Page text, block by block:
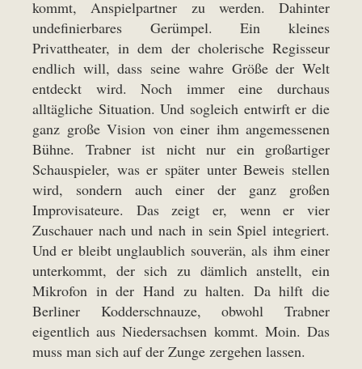
kommt, Anspielpartner zu werden. Dahinter
undefinierbares Gerümpel. Ein kleines
Privattheater, in dem der cholerische Regisseur
endlich will, dass seine wahre Größe der Welt
entdeckt wird. Noch immer eine durchaus
alltägliche Situation. Und sogleich entwirft er die
ganz große Vision von einer ihm angemessenen
Bühne. Trabner ist nicht nur ein großartiger
Schauspieler, was er später unter Beweis stellen
wird, sondern auch einer der ganz großen
Improvisateure. Das zeigt er, wenn er vier
Zuschauer nach und nach in sein Spiel integriert.
Und er bleibt unglaublich souverän, als ihm einer
unterkommt, der sich zu dämlich anstellt, ein
Mikrofon in der Hand zu halten. Da hilft die
Berliner Kodderschnauze, obwohl Trabner
eigentlich aus Niedersachsen kommt. Moin. Das
muss man sich auf der Zunge zergehen lassen.